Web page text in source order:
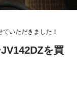
いただきました！
を買